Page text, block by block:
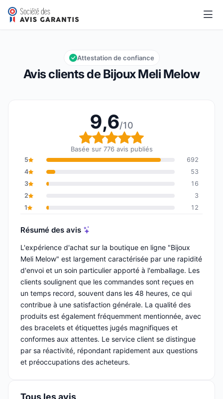
Bijoux Meli Melow
Note globale : 9,6 sur 10
9,6/10
Avis clients de Bijoux Meli Melow
Attestation de confiance
9,6/10
Note globale : 9,6 sur
Basée sur 776 avis publiés
5
692
4
53
3
16
2
3
1
12
Résumé des avis
L'expérience d'achat sur la boutique en ligne "Bijoux
Meli Melow" est largement caractérisée par une rapidité
d'envoi et un soin particulier apporté à l'emballage. Les
clients soulignent que les commandes sont reçues en
un temps record, souvent dans les 48 heures, ce qui
contribue à une satisfaction générale. La qualité des
produits est également fréquemment mentionnée, avec
des bracelets et étiquettes jugés magnifiques et
conformes aux attentes. Le service client se distingue
par sa réactivité, répondant rapidement aux questions
et préoccupations des acheteurs.
Tous les avis